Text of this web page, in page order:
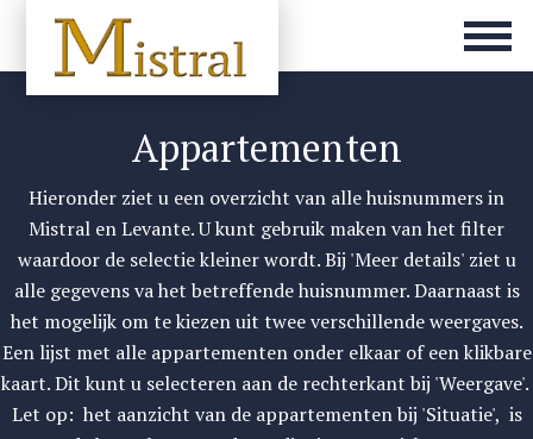
Appartementen
Hieronder ziet u een overzicht van alle huisnummers in
Mistral en Levante. U kunt gebruik maken van het filter
waardoor de selectie kleiner wordt. Bij 'Meer details' ziet u
alle gegevens va het betreffende huisnummer. Daarnaast is
het mogelijk om te kiezen uit twee verschillende weergaves.
Een lijst met alle appartementen onder elkaar of een klikbare
kaart. Dit kunt u selecteren aan de rechterkant bij 'Weergave'.
Let op: het aanzicht van de appartementen bij 'Situatie', is